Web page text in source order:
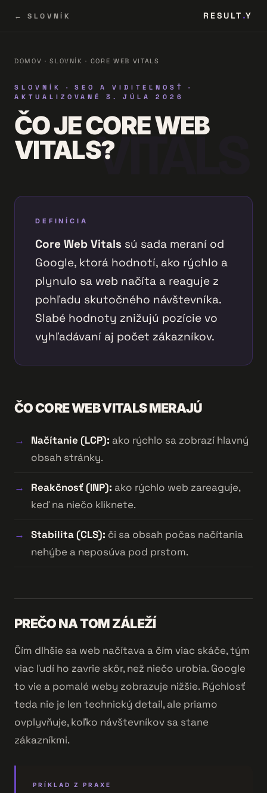
← SLOVNÍK RESULT Y
DOMOV ·SLOVNÍK · CORE WEB VITALS
SLOVNÍK · SEO A VIDITEĽNOSŤ ·
AKTUALIZOVANÉ 3. JÚLA 2026
ČO JE CORE WEB
VITALS?
DEFINÍCIA
Core Web Vitals sú sada meraní od
Google, ktorá hodnotí, ako rýchlo a
plynulo sa web načíta a reaguje z
pohľadu skutočného návštevníka.
Slabé hodnoty znižujú pozície vo
vyhľadávaní aj počet zákazníkov.
ČO CORE WEB VITALS MERAJÚ
Načítanie (LCP): ako rýchlo sa zobrazí hlavný
obsah stránky.
Reakčnosť (INP): ako rýchlo web zareaguje,
keď na niečo kliknete.
Stabilita (CLS): či sa obsah počas načítania
nehýbe a neposúva pod prstom.
PREČO NA TOM ZÁLEŽÍ
Čím dlhšie sa web načítava a čím viac skáče, tým
viac ľudí ho zavrie skôr, než niečo urobia. Google
to vie a pomalé weby zobrazuje nižšie. Rýchlosť
teda nie je len technický detail, ale priamo
ovplyvňuje, koľko návštevníkov sa stane
zákazníkmi.
PRÍKLAD Z PRAXE